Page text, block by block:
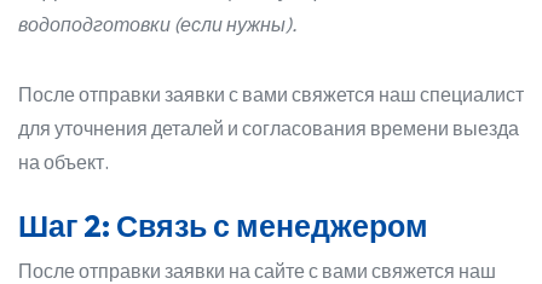
водоподготовки (если нужны).
После отправки заявки с вами свяжется наш специалист
для уточнения деталей и согласования времени выезда
на объект.
Шаг 2: Связь с менеджером
После отправки заявки на сайте с вами свяжется наш